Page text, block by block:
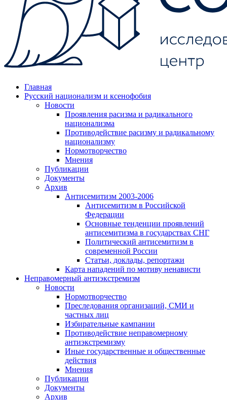
Главная
Русский национализм и ксенофобия
Новости
Проявления расизма и радикального
национализма
Противодействие расизму и радикальному
национализму
Нормотворчество
Мнения
Публикации
Документы
Архив
Антисемитизм 2003-2006
Антисемитизм в Российской
Федерации
Основные тенденции проявлений
антисемитизма в государствах СНГ
Политический антисемитизм в
современной России
Статьи, доклады, репортажи
Карта нападений по мотиву ненависти
Неправомерный антиэкстремизм
Новости
Нормотворчество
Преследования организаций, СМИ и
частных лиц
Избирательные кампании
Противодействие неправомерному
антиэкстремизму
Иные государственные и общественные
действия
Мнения
Публикации
Документы
Архив